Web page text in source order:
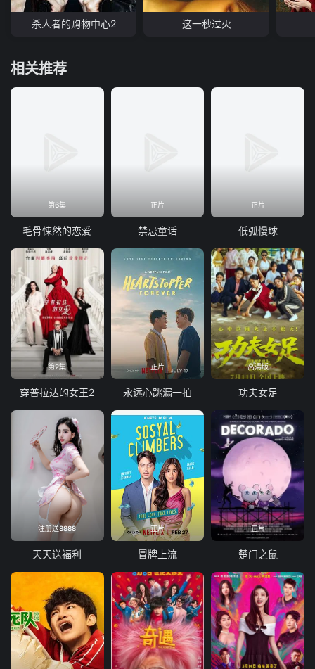
杀人者的购物中心2 这一秒过火
相关推荐
第6集
毛骨悚然的恋爱
正片
禁忌童话
正片
低弧慢球
第2集
穿普拉达的女王2
正片
永远心跳漏一拍
高清版
功夫女足
注册送8888
天天送福利
正片
冒牌上流
正片
楚门之鼠